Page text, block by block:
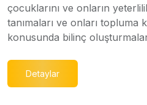
çocuklarını ve onların
tanımaları ve onları topluma
konusunda bilinç
Detaylar